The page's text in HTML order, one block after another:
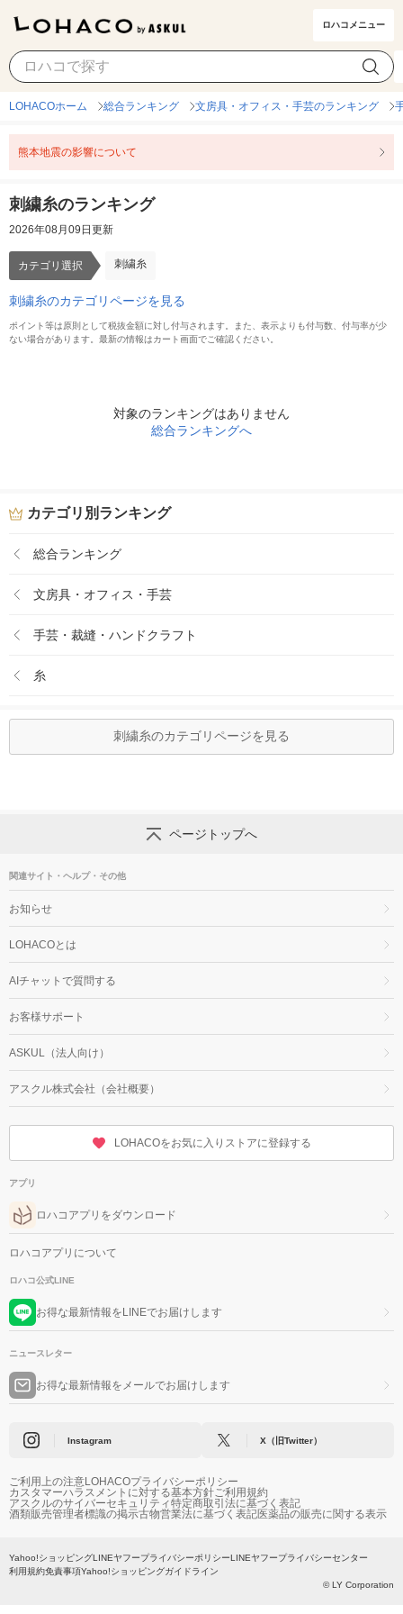
ロハコメニュー
刺繍糸 カテゴリ選択
LOHACOホーム 総合ランキング 文房具・オフィス・手芸のランキング
熊本地震の影響について
刺繍糸のランキング
2026年08月09日更新
カテゴリ選択 刺繍糸
刺繍糸のカテゴリページを見る
ポイント等は原則として税抜金額に対し付与されます。また、表示よりも付与数、付与率が少
ない場合があります。最新の情報はカート画面でご確認ください。
対象のランキングはありません
総合ランキングへ
カテゴリ別ランキング
総合ランキング
文房具・オフィス・手芸
手芸・裁縫・ハンドクラフト
糸
刺繍糸のカテゴリページを見る
ページトップへ
関連サイト・ヘルプ・その他
お知らせ
LOHACOとは
AIチャットで質問する
お客様サポート
ASKUL（法人向け）
アスクル株式会社（会社概要）
LOHACOをお気に入りストアに登録する
アプリ
ロハコアプリをダウンロード
ロハコアプリについて
ロハコ公式LINE
お得な最新情報をLINEでお届けします
ニュースレター
お得な最新情報をメールでお届けします
Instagram X（旧Twitter）
ご利用上の注意LOHACOプライバシーポリシー
カスタマーハラスメントに対する基本方針ご利用規約
アスクルのサイバーセキュリティ特定商取引法に基づく表記
酒類販売管理者標識の掲示古物営業法に基づく表記医薬品の販売に関する表示
Yahoo!ショッピングLINEヤフープライバシーポリシーLINEヤフープライバシーセンター
利用規約免責事項Yahoo!ショッピングガイドライン
© LY Corporation